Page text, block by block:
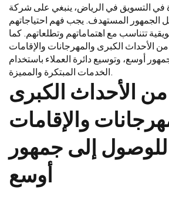
في التسويق في الرياض، ينبغي على شركة
الجمهور المستهدف. يجب فهم احتياجاتهم
تتناسب مع اهتماماتهم وتطلعاتهم. كما
الأحداث الكبرى والمهرجانات والإقامات
أوسع، وتوسيع دائرة العملاء باستخدام
الخدمات المبتكرة والمميزة.
من الأحداث الكبرى
والإقامات
للوصول إلى جمهور
أوسع